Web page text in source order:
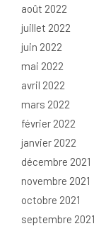
août 2022
juillet 2022
juin 2022
mai 2022
avril 2022
mars 2022
février 2022
janvier 2022
décembre 2021
novembre 2021
octobre 2021
septembre 2021